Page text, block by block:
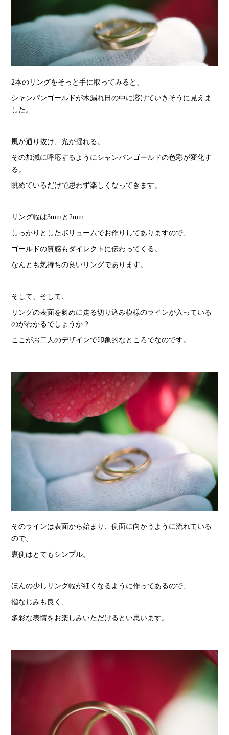
2本のリングをそっと手に取ってみると、
シャンパンゴールドが木漏れ日の中に溶けていきそうに見えま
した。
風が通り抜け、光が揺れる。
その加減に呼応するようにシャンパンゴールドの色彩が変化す
る。
眺めているだけで思わず楽しくなってきます。
リング幅は3mmと2mm
しっかりとしたボリュームでお作りしてありますので、
ゴールドの質感もダイレクトに伝わってくる。
なんとも気持ちの良いリングであります。
そして、そして、
リングの表面を斜めに走る切り込み模様のラインが入っている
のがわかるでしょうか？
ここがお二人のデザインで印象的なところでなのです。
そのラインは表面から始まり、側面に向かうように流れている
ので、
裏側はとてもシンプル。
ほんの少しリング幅が細くなるように作ってあるので、
指なじみも良く、
多彩な表情をお楽しみいただけるとい思います。